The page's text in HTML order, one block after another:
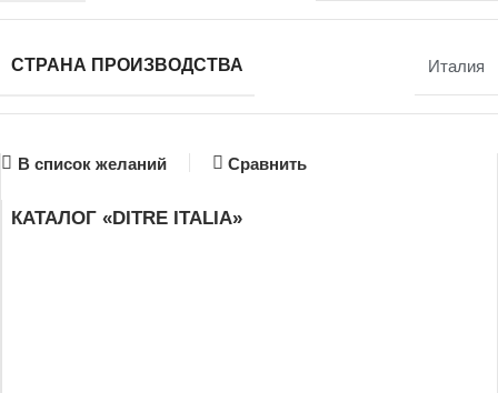
СТРАНА ПРОИЗВОДСТВА Италия
В список желаний Сравнить
КАТАЛОГ «DITRE ITALIA»